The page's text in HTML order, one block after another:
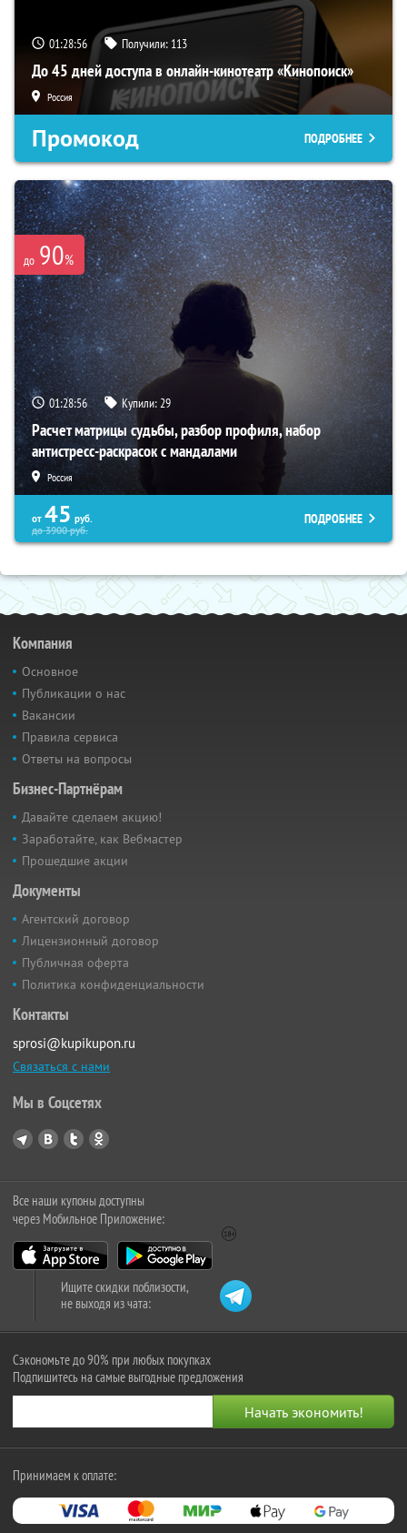
01:28:55 Получили: 113
До 45 дней доступа в онлайн-кинотеатр «Кинопоиск»
Россия
Промокод ПОДРОБНЕЕ
до 90%
01:28:55 Купили:29
Расчет матрицы судьбы, разбор профиля, набор
антистресс-раскрасок с мандалами
Россия
от 45 руб.
до3900руб.
ПОДРОБНЕЕ
Компания
Основное
Публикации о нас
Вакансии
Правила сервиса
Ответы на вопросы
Бизнес-Партнёрам
Давайте сделаем акцию!
Заработайте, как Вебмастер
Прошедшие акции
Документы
Агентский договор
Лицензионный договор
Публичная оферта
Политика конфиденциальности
Контакты
sprosi@kupikupon.ru
Связаться с нами
Мы в Соцсетях
Все наши купоны доступны
через Мобильное Приложение:
Ищите скидки поблизости,
не выходя из чата:
Сэкономьте до 90% при любых покупках
Подпишитесь на самые выгодные предложения
Принимаем к оплате: